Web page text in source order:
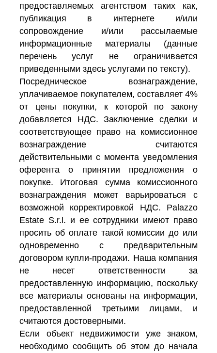
предоставляемых агентством таких как,
публикация в интернете и/или
сопровождение и/или рассылаемые
информационные материалы (данные
перечень услуг не ограничивается
приведенными здесь услугами по тексту).
Посредническое вознаграждение,
уплачиваемое покупателем, составляет 4%
от цены покупки, к которой по закону
добавляется НДС. Заключение сделки и
соответствующее право на комиссионное
вознаграждение считаются
действительными с момента уведомления
оферента о принятии предложения о
покупке. Итоговая сумма комиссионного
вознаграждения может варьироваться с
возможной корректировкой НДС. Palazzo
Estate S.r.l. и ее сотрудники имеют право
просить об оплате такой комиссии до или
одновременно с предварительным
договором купли-продажи. Наша компания
не несет ответственности за
предоставленную информацию, поскольку
все материалы основаны на информации,
предоставленной третьими лицами, и
считаются достоверными.
Если объект недвижимости уже знаком,
необходимо сообщить об этом до начала